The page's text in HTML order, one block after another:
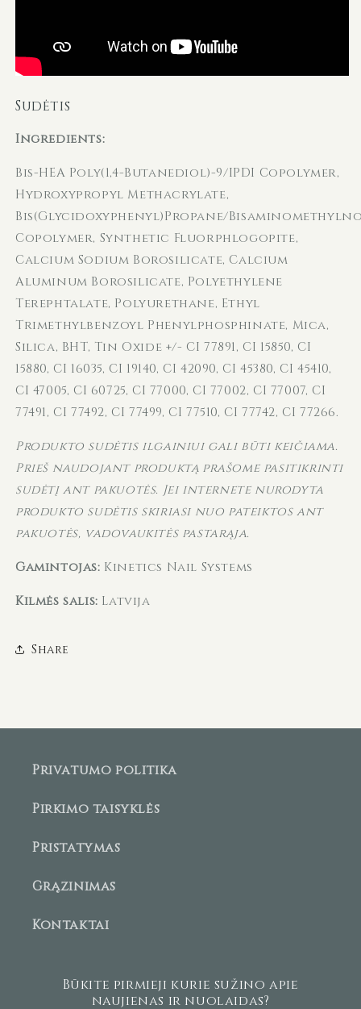
Sudėtis
Ingredients:
Bis-HEA Poly(1,4-Butanediol)-9/IPDI Copolymer,
Hydroxypropyl Methacrylate,
Bis(Glycidoxyphenyl)Propane/
Copolymer, Synthetic Fluorphlogopite,
Calcium Sodium Borosilicate, Calcium
Aluminum Borosilicate, Polyethylene
Terephtalate, Polyurethane, Ethyl
Trimethylbenzoyl Phenylphosphinate, Mica,
Silica, BHT, Tin Oxide +/- CI 77891, CI 15850, CI
15880, CI 16035, CI 19140, CI 42090, CI 45380, CI 45410,
CI 47005, CI 60725, CI 77000, CI 77002, CI 77007, CI
77491, CI 77492, CI 77499, CI 77510, CI 77742, CI 77266.
Produkto sudėtis ilgainiui gali būti keičiama.
Prieš naudojant produktą prašome pasitikrinti
sudėtį ant pakuotės. Jei internete nurodyta
produkto sudėtis skiriasi nuo pateiktos ant
pakuotės, vadovaukitės pastarąja.
Gamintojas: Kinetics Nail Systems
Kilmės šalis: Latvija
Share
Privatumo politika
Pirkimo taisyklės
Pristatymas
Grąžinimas
Kontaktai
Būkite pirmieji kurie sužino apie
naujienas ir nuolaidas?